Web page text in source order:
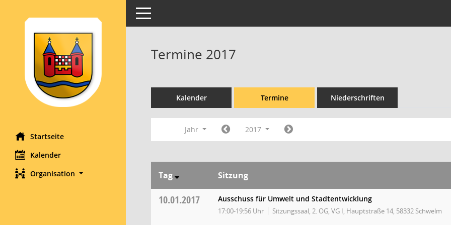
Startseite
Kalender
Organisation
Toggle navigation
Termine 2017
Kalender Termine Niederschriften
Jahr 2017
Tag Sitzung
10.01.2017 Ausschuss für Umwelt und Stadtentwicklung
17:00-19:56 Uhr Sitzungssaal, 2. OG, VG I, Hauptstraße 14, 58332 Schwelm